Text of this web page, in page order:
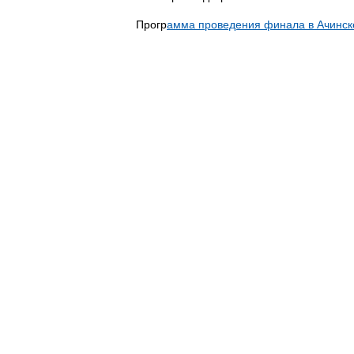
Программа проведения финала в